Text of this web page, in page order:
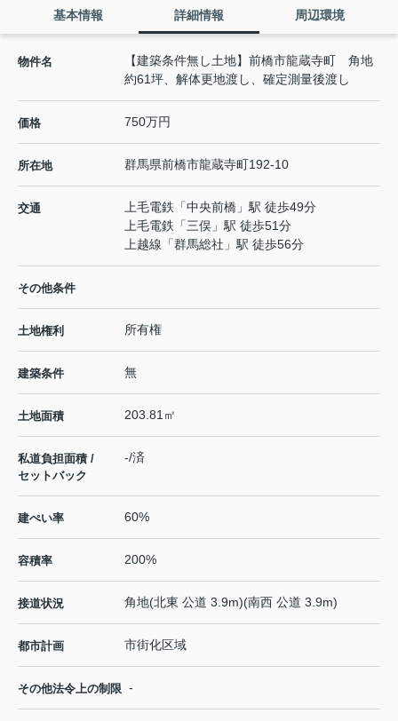
基本情報 詳細情報 周辺環境
物件名
【建築条件無し土地】前橋市龍蔵寺町 角地
約61坪、解体更地渡し、確定測量後渡し
価格 750万円
所在地 群馬県前橋市龍蔵寺町192-10
交通 上毛電鉄 「中央前橋 」駅 徒歩49分
上毛電鉄 「三俣 」駅 徒歩51分
上越線 「群馬総社 」駅 徒歩56分
その他条件
土地権利 所有権
建築条件 無
土地面積 203.81㎡
私道負担面積 /
セットバック
-/済
建ぺい率 60%
容積率 200%
接道状況 角地(北東 公道 3.9m)(南西 公道 3.9m)
都市計画 市街化区域
その他法令上の制限 -